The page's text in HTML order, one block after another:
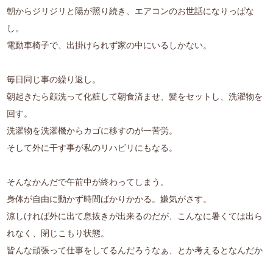
朝からジリジリと陽が照り続き、エアコンのお世話になりっぱな
し。
電動車椅子で、出掛けられず家の中にいるしかない。
毎日同じ事の繰り返し。
朝起きたら顔洗って化粧して朝食済ませ、髪をセットし、洗濯物を
回す。
洗濯物を洗濯機からカゴに移すのが一苦労。
そして外に干す事が私のリハビリにもなる。
そんなかんだで午前中が終わってしまう。
身体が自由に動かず時間ばかりかかる。嫌気がさす。
涼しければ外に出て息抜きが出来るのだが、こんなに暑くては出ら
れなく、閉じこもり状態。
皆んな頑張って仕事をしてるんだろうなぁ、とか考えるとなんだか